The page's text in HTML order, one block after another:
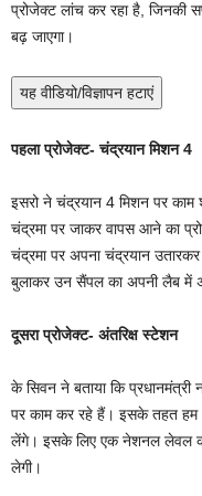
प्रोजेक्ट लांच कर रहा है, जिनकी
बढ़ जाएगा।
यह वीडियो/विज्ञापन हटाएं
पहला प्रोजेक्ट- चंद्रयान मिशन 4
इसरो ने चंद्रयान 4 मिशन पर
चंद्रमा पर जाकर वापस आने का
चंद्रमा पर अपना चंद्रयान
बुलाकर उन सैंपल का अपनी लैब में
दूसरा प्रोजेक्ट- अंतरिक्ष स्टेशन
के सिवन ने बताया कि प्रधानमंत्री
पर काम कर रहे हैं। इसके तहत हम
लेंगे। इसके लिए एक नेशनल लेवल
लेगी।